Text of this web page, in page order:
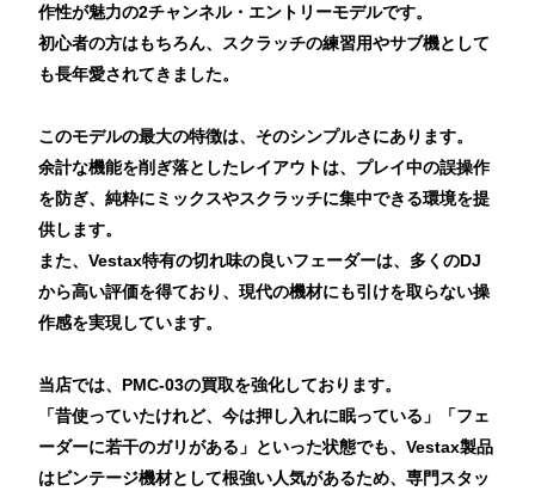
作性が魅力の2チャンネル・エントリーモデルです。
初心者の方はもちろん、スクラッチの練習用やサブ機として
も長年愛されてきました。
このモデルの最大の特徴は、そのシンプルさにあります。
余計な機能を削ぎ落としたレイアウトは、プレイ中の誤操作
を防ぎ、純粋にミックスやスクラッチに集中できる環境を提
供します。
また、Vestax特有の切れ味の良いフェーダーは、多くのDJ
から高い評価を得ており、現代の機材にも引けを取らない操
作感を実現しています。
当店では、PMC-03の買取を強化しております。
「昔使っていたけれど、今は押し入れに眠っている」「フェ
ーダーに若干のガリがある」といった状態でも、Vestax製品
はビンテージ機材として根強い人気があるため、専門スタッ